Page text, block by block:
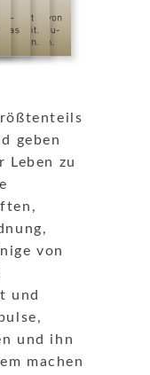
geben
Leben zu
von
und
und ihn
machen